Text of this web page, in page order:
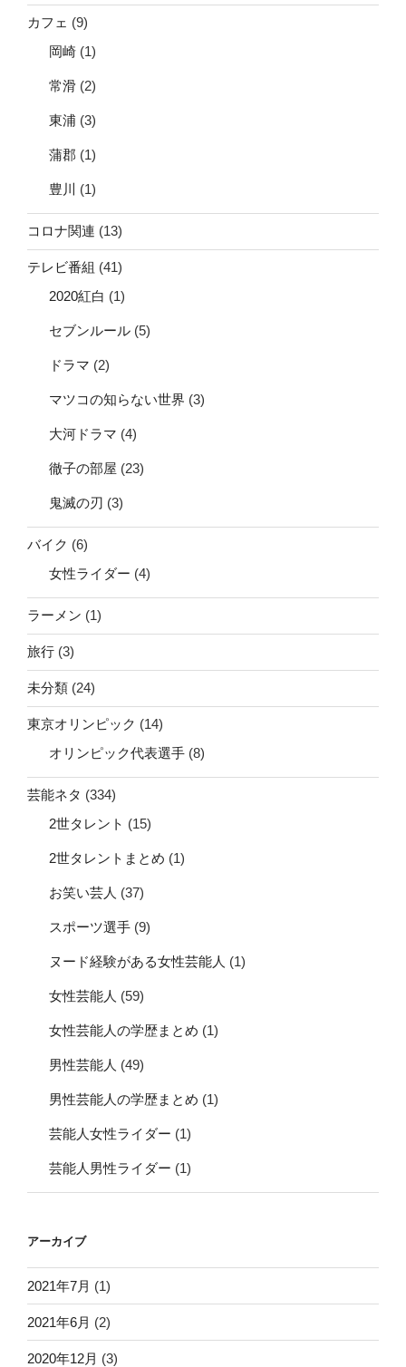
カフェ (9)
岡崎 (1)
常滑 (2)
東浦 (3)
蒲郡 (1)
豊川 (1)
コロナ関連 (13)
テレビ番組 (41)
2020紅白 (1)
セブンルール (5)
ドラマ (2)
マツコの知らない世界 (3)
大河ドラマ (4)
徹子の部屋 (23)
鬼滅の刃 (3)
バイク (6)
女性ライダー (4)
ラーメン (1)
旅行 (3)
未分類 (24)
東京オリンピック (14)
オリンピック代表選手 (8)
芸能ネタ (334)
2世タレント (15)
2世タレントまとめ (1)
お笑い芸人 (37)
スポーツ選手 (9)
ヌード経験がある女性芸能人 (1)
女性芸能人 (59)
女性芸能人の学歴まとめ (1)
男性芸能人 (49)
男性芸能人の学歴まとめ (1)
芸能人女性ライダー (1)
芸能人男性ライダー (1)
アーカイブ
2021年7月 (1)
2021年6月 (2)
2020年12月 (3)